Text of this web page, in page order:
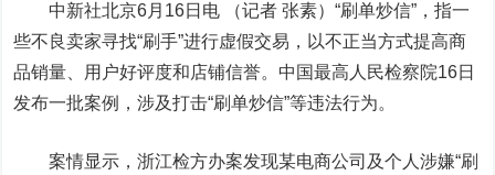
中新社北京6月16日电 （记者 张素）“刷单炒信”，指一
些不良卖家寻找“刷手”进行虚假交易，以不正当方式提高商
品销量、用户好评度和店铺信誉。中国最高人民检察院16日
发布一批案例，涉及打击“刷单炒信”等违法行为。
案情显示，浙江检方办案发现某电商公司及个人涉嫌“刷